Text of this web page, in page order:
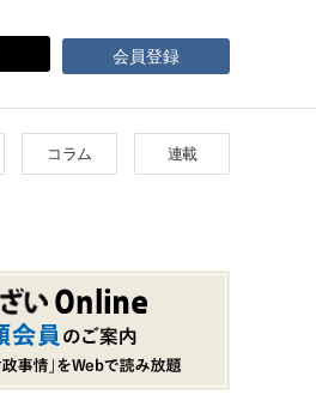
会員登録
コラム 連載